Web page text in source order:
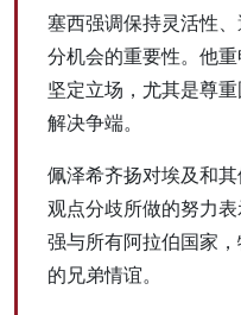
塞西强调保持灵活性
分机会的重要性。他
坚定立场，尤其是尊
解决争端。
佩泽希齐扬对埃及和
观点分歧所做的努力
强与所有阿拉伯国家
的兄弟情谊。